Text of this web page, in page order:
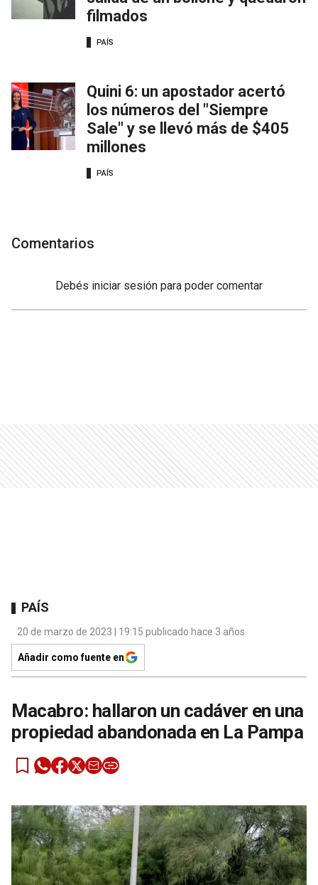
filmados
PAÍS
Quini 6: un apostador acertó
los números del "Siempre
Sale" y se llevó más de $405
millones
PAÍS
Comentarios
Debés iniciar sesión para poder comentar
PAÍS
20 de marzo de 2023 | 19:15 publicado hace 3 años
Añadir como fuente en
Macabro: hallaron un cadáver en una
propiedad abandonada en La Pampa